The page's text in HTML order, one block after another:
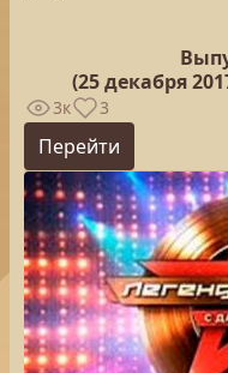
(25декабря
3к 3
Перейти